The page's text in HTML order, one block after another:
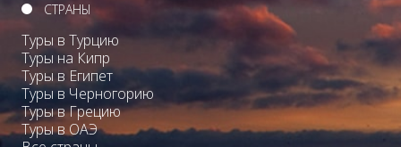
СТРАНЫ
Туры в Турцию
Туры на Кипр
Туры в Египет
Туры в Черногорию
Туры в Грецию
Туры в ОАЭ